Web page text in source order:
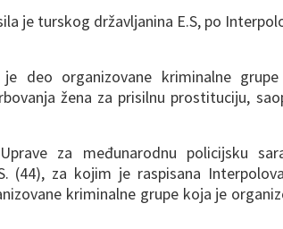
je turskog državljanina E.S, po
deo organizovane kriminalne
žena za prisilnu prostituciju,
za međunarodnu policijsku
(44), za kojim je raspisana
kriminalne grupe koja je